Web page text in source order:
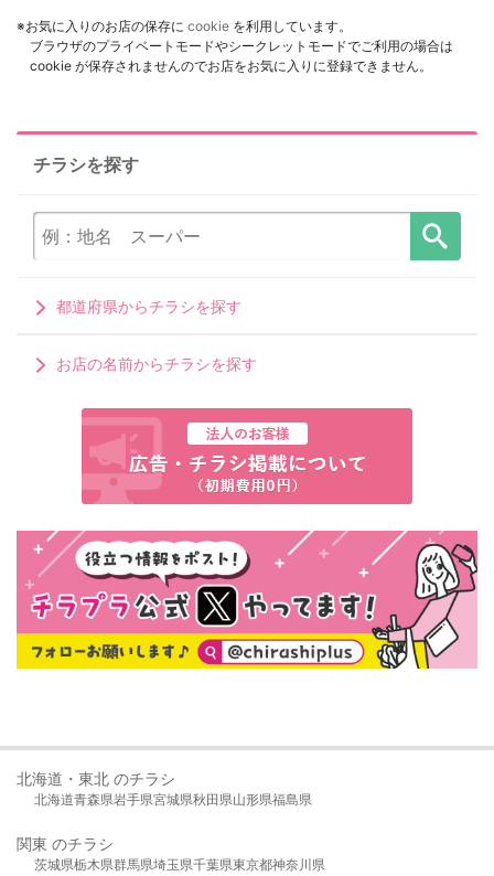
※お気に入りのお店の保存に cookie を利用しています。
ブラウザのプライベートモードやシークレットモードでご利用の場合は
cookie が保存されませんのでお店をお気に入りに登録できません。
チラシを探す
都道府県からチラシを探す
お店の名前からチラシを探す
北海道・東北 のチラシ
北海道青森県岩手県宮城県秋田県山形県福島県
関東 のチラシ
茨城県栃木県群馬県埼玉県千葉県東京都神奈川県